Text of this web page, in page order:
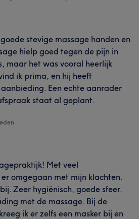
stevige massage handen en
hielp goed tegen de pijn in
maar het was vooral heerlijk
ik prima, en hij heeft
Een echte aanrader
staat al geplant.
Met veel
omgegaan met mijn klachten.
Zeer hygiënisch, goede sfeer.
met de massage. Bij de
ik er zelfs een masker bij en